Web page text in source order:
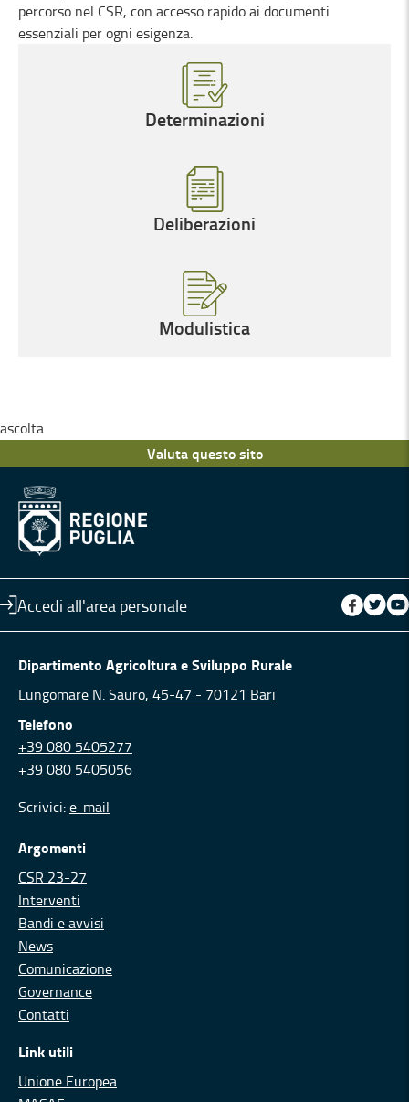
percorso nel CSR, con accesso rapido ai documenti
essenziali per ogni esigenza.
Determinazioni
Deliberazioni
Modulistica
ascolta
Valuta questo sito
Accedi all'area personale
Dipartimento Agricoltura e Sviluppo Rurale
Lungomare N. Sauro, 45-47 - 70121 Bari
Telefono
+39 080 5405277
+39 080 5405056
Scrivici:e-mail
Argomenti
CSR 23-27
Interventi
Bandi e avvisi
News
Comunicazione
Governance
Contatti
Link utili
Unione Europea